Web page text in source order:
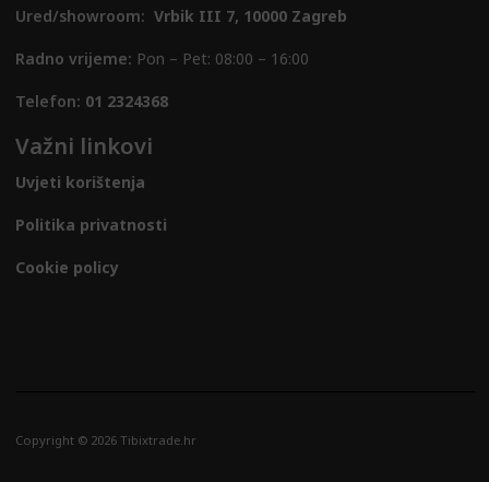
Ured/showroom: Vrbik III 7, 10000 Zagreb
Radno vrijeme: Pon – Pet: 08:00 – 16:00
Telefon: 01 2324368
Važni linkovi
Uvjeti korištenja
Politika privatnosti
Cookie policy
Copyright © 2026 Tibixtrade.hr